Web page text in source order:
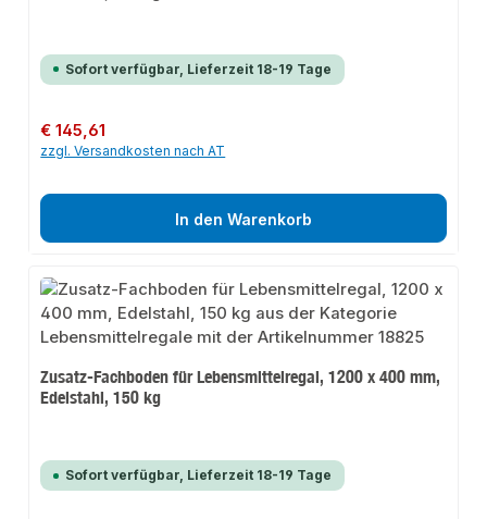
Sofort verfügbar, Lieferzeit 18-19 Tage
Regulärer Preis:
€ 145,61
zzgl. Versandkosten nach AT
In den Warenkorb
Zusatz-Fachboden für Lebensmittelregal, 1200 x 400 mm,
Edelstahl, 150 kg
Sofort verfügbar, Lieferzeit 18-19 Tage